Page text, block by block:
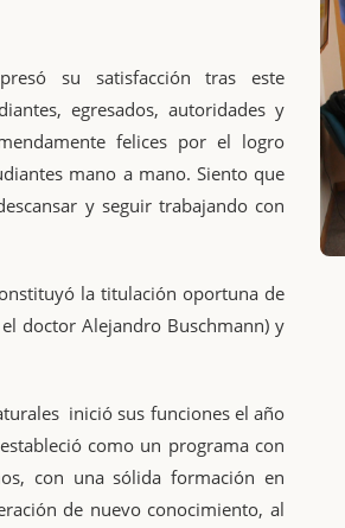
su satisfacción tras este
egresados, autoridades y
felices por el logro
mano a mano. Siento que
y seguir trabajando con
la titulación oportuna de
doctor Alejandro Buschmann) y
inició sus funciones el año
como un programa con
con una sólida formación en
de nuevo conocimiento, al